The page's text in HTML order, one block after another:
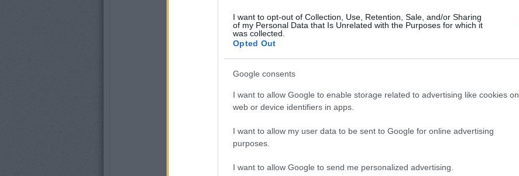
I want to opt-out of Collection, Use, Retention, Sale, and/or Sharing
of my Personal Data that Is Unrelated with the Purposes for which it
was collected.
Opted Out
Google consents
I want to allow Google to enable storage related to advertising like cookies on
web or device identifiers in apps.
I want to allow my user data to be sent to Google for online advertising
purposes.
I want to allow Google to send me personalized advertising.